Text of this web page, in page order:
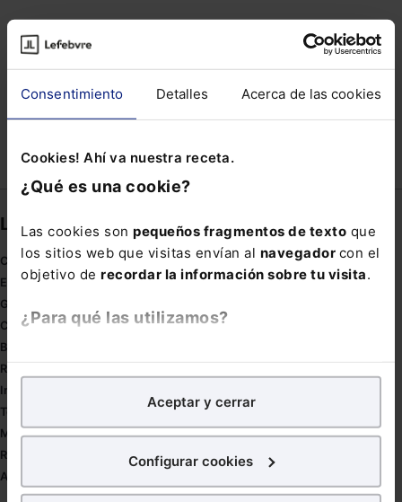
Consentimiento Detalles Acerca de las cookies
Cookies! Ahí va nuestra receta.
¿Qué es una cookie?
Las cookies son pequeños fragmentos de texto que
los sitios web que visitas envían al navegador con el
objetivo de recordar la información sobre tu visita.
¿Para qué las utilizamos?
analíticospara tratar demejorar tu experienciaen
nuestra página web. También con fines publicitarios,
para poder mostrarte publicidad y contenidos de tu
¿Qué puedes hacer?
Aceptar y cerrar
Configurar cookies
Artículos del autor Sobre el autor
ARTÍCULOS RELACIONADOS DE
OTROS AUTORES
Links directos
Coronavirus
Estudio de salud abogacía
Gestión de despachos
Compliance
Buenas Prácticas Tributarias
RGPD
Innovación
Tesauro
Mapa web
Redirect sitemap
Autores de El Derecho